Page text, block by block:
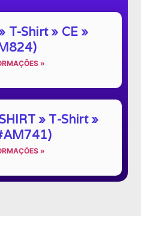
T-Shirt » CE »
»
» T-Shirt »
»